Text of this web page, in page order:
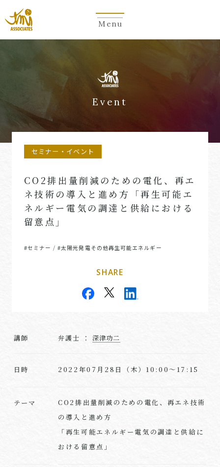
Menu
Event
セミナー・イベント
CO2排出量削減のための電化、再エ
ネ技術の導入と進め方「再生可能エ
ネルギー電気の調達と供給における
留意点」
#セミナー /#太陽光発電その他再生可能エネルギー
SHARE
講師 弁護士 ： 深津功二
日時 2022年07月28日（木）10:00～17:15
テーマ
CO2排出量削減のための電化、再エネ技術
の導入と進め方
「再生可能エネルギー電気の調達と供給に
おける留意点」